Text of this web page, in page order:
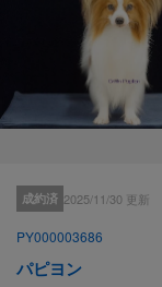
成約済 2025/11/30 更新
PY000003686
パピヨン